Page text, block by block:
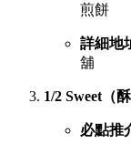
煎餅
詳細地
舖
1/2 Sweet（
必點推